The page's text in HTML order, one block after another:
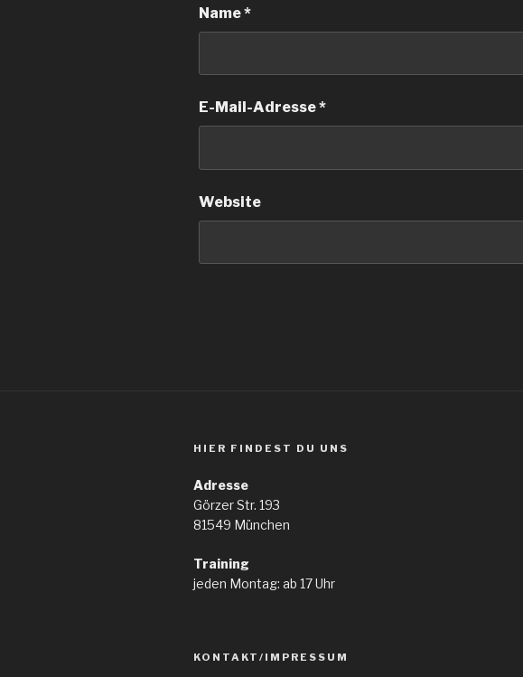
Name*
E-Mail-Adresse*
Website
HIER FINDEST DU UNS
Adresse
Görzer Str. 193
81549 München
Training
jeden Montag: ab 17 Uhr
KONTAKT/IMPRESSUM